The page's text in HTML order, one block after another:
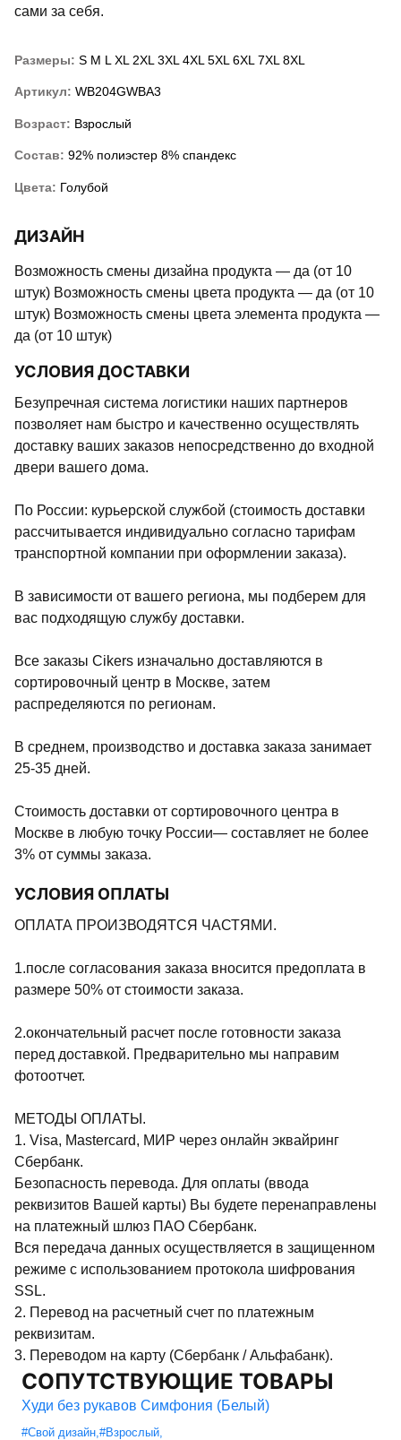
сами за себя.
Размеры: S M L XL 2XL 3XL 4XL 5XL 6XL 7XL 8XL
Артикул: WB204GWBA3
Возраст: Взрослый
Состав: 92% полиэстер 8% спандекс
Цвета: Голубой
ДИЗАЙН
Возможность смены дизайна продукта — да (от 10
штук) Возможность смены цвета продукта — да (от 10
штук) Возможность смены цвета элемента продукта —
да (от 10 штук)
УСЛОВИЯ ДОСТАВКИ
Безупречная система логистики наших партнеров
позволяет нам быстро и качественно осуществлять
доставку ваших заказов непосредственно до входной
двери вашего дома.
По России: курьерской службой (стоимость доставки
рассчитывается индивидуально согласно тарифам
транспортной компании при оформлении заказа).
В зависимости от вашего региона, мы подберем для
вас подходящую службу доставки.
Все заказы Cikers изначально доставляются в
сортировочный центр в Москве, затем
распределяются по регионам.
В среднем, производство и доставка заказа занимает
25-35 дней.
Стоимость доставки от сортировочного центра в
Москве в любую точку России— составляет не более
3% от суммы заказа.
УСЛОВИЯ ОПЛАТЫ
ОПЛАТА ПРОИЗВОДЯТСЯ ЧАСТЯМИ.
1.после согласования заказа вносится предоплата в
размере 50% от стоимости заказа.
2.окончательный расчет после готовности заказа
перед доставкой. Предварительно мы направим
фотоотчет.
МЕТОДЫ ОПЛАТЫ.
1. Visa, Mastercard, МИР через онлайн эквайринг
Сбербанк.
Безопасность перевода. Для оплаты (ввода
реквизитов Вашей карты) Вы будете перенаправлены
на платежный шлюз ПАО Сбербанк.
Вся передача данных осуществляется в защищенном
режиме с использованием протокола шифрования
SSL.
2. Перевод на расчетный счет по платежным
реквизитам.
3. Переводом на карту (Сбербанк / Альфабанк).
СОПУТСТВУЮЩИЕ ТОВАРЫ
Худи без рукавов Симфония (Белый)
#Свой дизайн #Взрослый